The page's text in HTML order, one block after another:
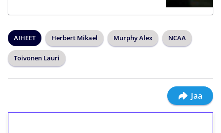
AIHEET Herbert Mikael Murphy Alex NCAA
Toivonen Lauri
Jaa